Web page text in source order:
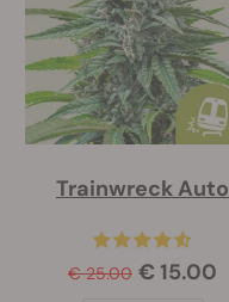
Trainwreck Auto
€ 25.00 € 15.00